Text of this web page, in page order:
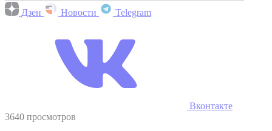
Дзен Новости Telegram
Вконтакте
3640 просмотров